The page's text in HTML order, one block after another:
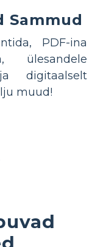
Sammud
PDF-ina
ülesandele
digitaalselt
muud!